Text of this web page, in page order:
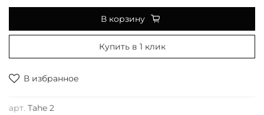
В избранное
арт. Tahe 2
В корзину
Купить в 1 клик